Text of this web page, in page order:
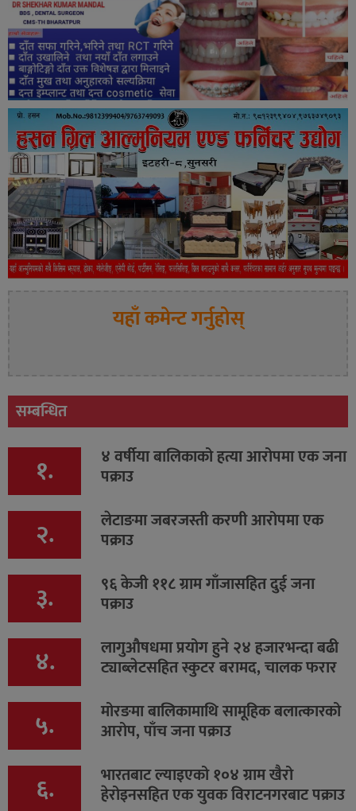
यहाँ कमेन्ट गर्नुहोस्
सम्बन्धित
१. ४ वर्षीया बालिकाको हत्या आरोपमा एक जना
पक्राउ
२. लेटाङमा जबरजस्ती करणी आरोपमा एक
पक्राउ
३. ९६ केजी ११८ ग्राम गाँजासहित दुई जना
पक्राउ
४. लागुऔषधमा प्रयोग हुने २४ हजारभन्दा बढी
ट्याब्लेटसहित स्कुटर बरामद, चालक फरार
५. मोरङमा बालिकामाथि सामूहिक बलात्कारको
आरोप, पाँच जना पक्राउ
६. भारतबाट ल्याइएको १०४ ग्राम खैरो
हेरोइनसहित एक युवक विराटनगरबाट पक्राउ